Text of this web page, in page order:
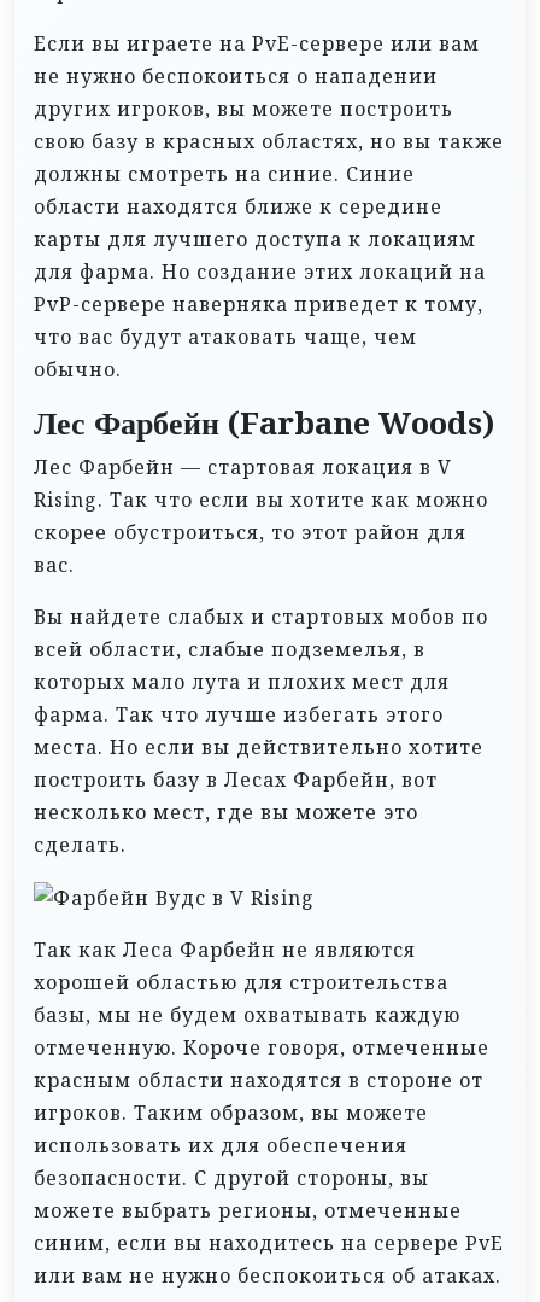
Если вы играете на PvE-сервере или вам
не нужно беспокоиться о нападении
других игроков, вы можете построить
свою базу в красных областях, но вы также
должны смотреть на синие. Синие
области находятся ближе к середине
карты для лучшего доступа к локациям
для фарма. Но создание этих локаций на
PvP-сервере наверняка приведет к тому,
что вас будут атаковать чаще, чем
обычно.
Лес Фарбейн (Farbane Woods)
Лес Фарбейн — стартовая локация в V
Rising. Так что если вы хотите как можно
скорее обустроиться, то этот район для
вас.
Вы найдете слабых и стартовых мобов по
всей области, слабые подземелья, в
которых мало лута и плохих мест для
фарма. Так что лучше избегать этого
места. Но если вы действительно хотите
построить базу в Лесах Фарбейн, вот
несколько мест, где вы можете это
сделать.
Так как Леса Фарбейн не являются
хорошей областью для строительства
базы, мы не будем охватывать каждую
отмеченную. Короче говоря, отмеченные
красным области находятся в стороне от
игроков. Таким образом, вы можете
использовать их для обеспечения
безопасности. С другой стороны, вы
можете выбрать регионы, отмеченные
синим, если вы находитесь на сервере PvE
или вам не нужно беспокоиться об атаках.